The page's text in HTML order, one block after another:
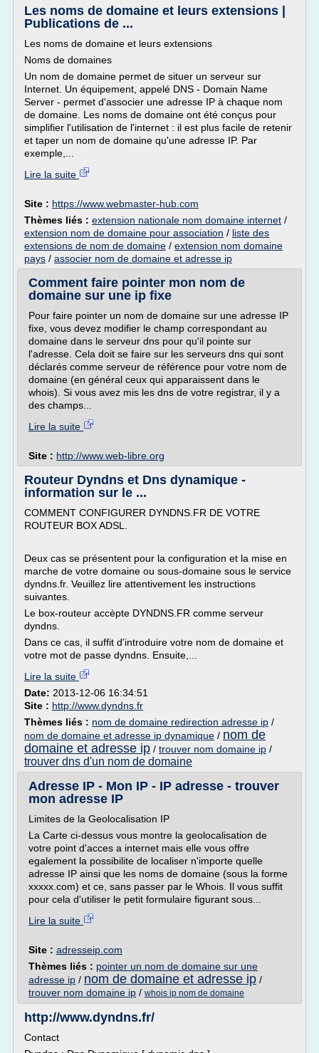
Les noms de domaine et leurs extensions |
Publications de ...
Les noms de domaine et leurs extensions
Noms de domaines
Un nom de domaine permet de situer un serveur sur
Internet. Un équipement, appelé DNS - Domain Name
Server - permet d'associer une adresse IP à chaque nom
de domaine. Les noms de domaine ont été conçus pour
simplifier l'utilisation de l'internet : il est plus facile de retenir
et taper un nom de domaine qu'une adresse IP. Par
exemple,...
Lire la suite
Site : https://www.webmaster-hub.com
Thèmes liés : extension nationale nom domaine internet /
extension nom de domaine pour association / liste des
extensions de nom de domaine / extension nom domaine
pays / associer nom de domaine et adresse ip
Comment faire pointer mon nom de
domaine sur une ip fixe
Pour faire pointer un nom de domaine sur une adresse IP
fixe, vous devez modifier le champ correspondant au
domaine dans le serveur dns pour qu'il pointe sur
l'adresse. Cela doit se faire sur les serveurs dns qui sont
déclarés comme serveur de référence pour votre nom de
domaine (en général ceux qui apparaissent dans le
whois). Si vous avez mis les dns de votre registrar, il y a
des champs...
Lire la suite
Site : http://www.web-libre.org
Routeur Dyndns et Dns dynamique -
information sur le ...
COMMENT CONFIGURER DYNDNS.FR DE VOTRE
ROUTEUR BOX ADSL.
Deux cas se présentent pour la configuration et la mise en
marche de votre domaine ou sous-domaine sous le service
dyndns.fr. Veuillez lire attentivement les instructions
suivantes.
Le box-routeur accèpte DYNDNS.FR comme serveur
dyndns.
Dans ce cas, il suffit d'introduire votre nom de domaine et
votre mot de passe dyndns. Ensuite,...
Lire la suite
Date: 2013-12-06 16:34:51
Site : http://www.dyndns.fr
Thèmes liés : nom de domaine redirection adresse ip /
nom de domaine et adresse ip dynamique / nom de
domaine et adresse ip / trouver nom domaine ip /
trouver dns d'un nom de domaine
Adresse IP - Mon IP - IP adresse - trouver
mon adresse IP
Limites de la Geolocalisation IP
La Carte ci-dessus vous montre la geolocalisation de
votre point d'acces a internet mais elle vous offre
egalement la possibilite de localiser n'importe quelle
adresse IP ainsi que les noms de domaine (sous la forme
xxxxx.com) et ce, sans passer par le Whois. Il vous suffit
pour cela d'utiliser le petit formulaire figurant sous...
Lire la suite
Site : adresseip.com
Thèmes liés : pointer un nom de domaine sur une
adresse ip / nom de domaine et adresse ip /
trouver nom domaine ip / whois ip nom de domaine
http://www.dyndns.fr/
Contact